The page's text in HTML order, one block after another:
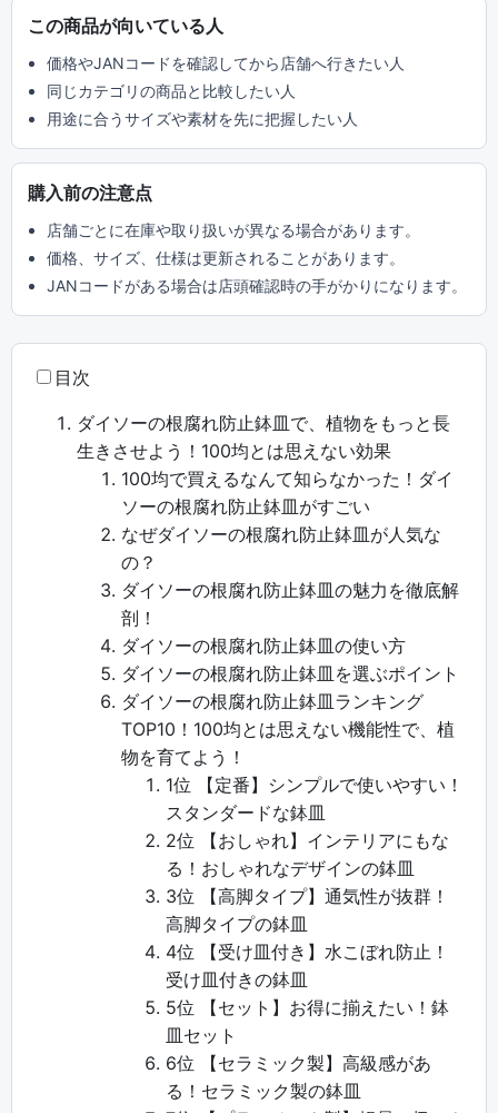
この商品が向いている人
価格やJANコードを確認してから店舗へ行きたい人
同じカテゴリの商品と比較したい人
用途に合うサイズや素材を先に把握したい人
購入前の注意点
店舗ごとに在庫や取り扱いが異なる場合があります。
価格、サイズ、仕様は更新されることがあります。
JANコードがある場合は店頭確認時の手がかりになります。
目次
ダイソーの根腐れ防止鉢皿で、植物をもっと長
生きさせよう！100均とは思えない効果
100均で買えるなんて知らなかった！ダイ
ソーの根腐れ防止鉢皿がすごい
なぜダイソーの根腐れ防止鉢皿が人気な
の？
ダイソーの根腐れ防止鉢皿の魅力を徹底解
剖！
ダイソーの根腐れ防止鉢皿の使い方
ダイソーの根腐れ防止鉢皿を選ぶポイント
ダイソーの根腐れ防止鉢皿ランキング
TOP10！100均とは思えない機能性で、植
物を育てよう！
1位 【定番】シンプルで使いやすい！
スタンダードな鉢皿
2位 【おしゃれ】インテリアにもな
る！おしゃれなデザインの鉢皿
3位 【高脚タイプ】通気性が抜群！
高脚タイプの鉢皿
4位 【受け皿付き】水こぼれ防止！
受け皿付きの鉢皿
5位 【セット】お得に揃えたい！鉢
皿セット
6位 【セラミック製】高級感があ
る！セラミック製の鉢皿